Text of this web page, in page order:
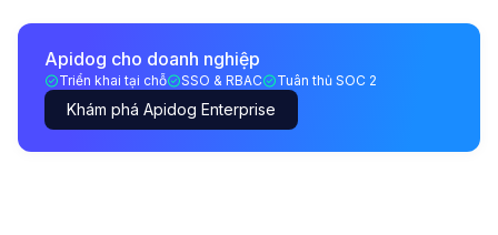
Apidog cho doanh nghiệp
Triển khai tại chỗ SSO & RBAC Tuân thủ SOC 2
Khám phá Apidog Enterprise